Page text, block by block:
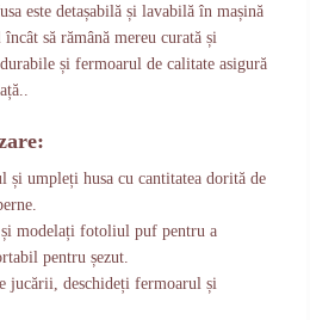
este detașabilă și lavabilă în mașină
să rămână mereu curată și
și fermoarul de calitate asigură
și umpleți husa cu cantitatea dorită de
modelați fotoliul puf pentru a
pentru șezut.
jucării, deschideți fermoarul și